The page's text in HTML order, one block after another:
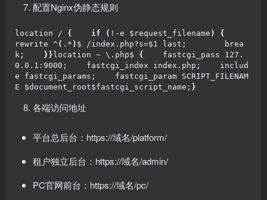
配置Nginx伪静态规则
location / { if ( !-e $request_filename )
{
rewrite ^ ( .* ) $ /index.php?s=$1 last;        brea
k;
} } location ~ \.php$ {
    fastcgi_pass 127.
0.0.1:9000;    fastcgi_index index.php;    includ
e fastcgi_params;    fastcgi_param SCRIPT_FILENAM
E $document_root$fastcgi_script_name; }
各端访问地址
平台总后台：https://域名/platform/
租户独立后台：https://域名/admin/
PC官网前台：https://域名/pc/